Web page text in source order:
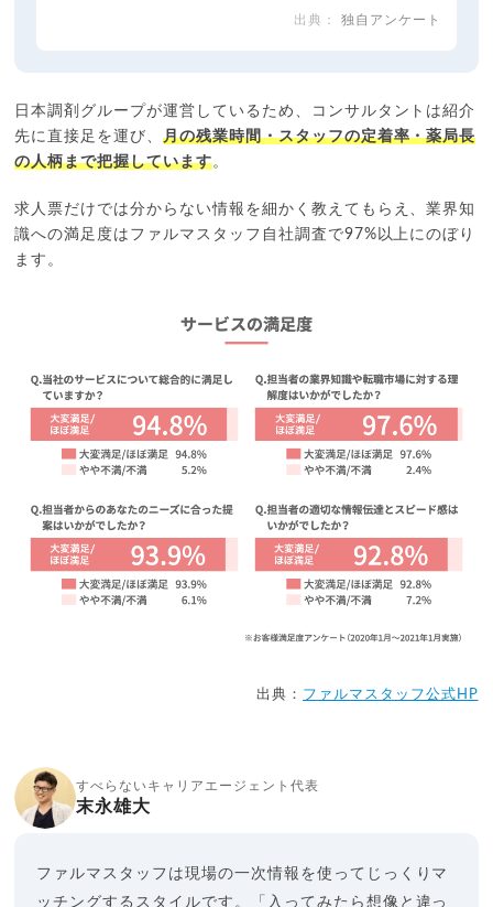
独自アンケート
日本調剤グループが運営しているため、コンサルタントは紹介
先に直接足を運び、月の残業時間・スタッフの定着率・薬局長
の人柄まで把握しています。
求人票だけでは分からない情報を細かく教えてもらえ、業界知
識への満足度はファルマスタッフ自社調査で97%以上にのぼり
ます。
出典： ファルマスタッフ公式HP
すべらないキャリアエージェント代表
末永雄大
ファルマスタッフは現場の一次情報を使ってじっくりマ
ッチングするスタイルです。「入ってみたら想像と違っ